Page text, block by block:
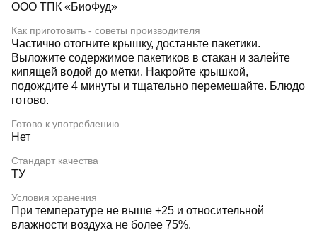
ООО ТПК «БиоФуд»
Как приготовить - советы производителя
Частично отогните крышку, достаньте пакетики.
Выложите содержимое пакетиков в стакан и залейте
кипящей водой до метки. Накройте крышкой,
подождите 4 минуты и тщательно перемешайте. Блюдо
готово.
Готово к употреблению
Нет
Стандарт качества
ТУ
Условия хранения
При температуре не выше +25 и относительной
влажности воздуха не более 75%.